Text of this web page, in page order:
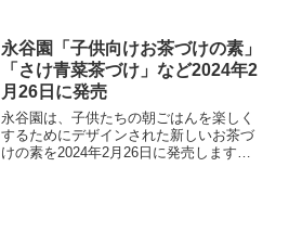
品です。商品の特徴醤油たれの旨み： 和
風の醤油たれ...
永谷園「子供向けお茶づけの素」
「さけ青菜茶づけ」など2024年2
月26日に発売
永谷園は、子供たちの朝ごはんを楽しく
するためにデザインされた新しいお茶づ
けの素を2024年2月26日に発売します。